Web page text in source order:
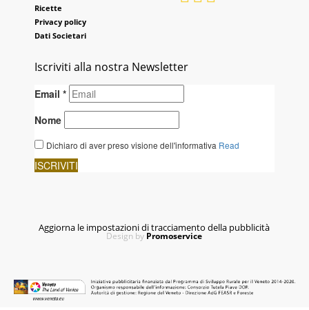
Ricette
Privacy policy
Dati Societari
Iscriviti alla nostra Newsletter
Aggiorna le impostazioni di tracciamento della pubblicità
Design by Promoservice